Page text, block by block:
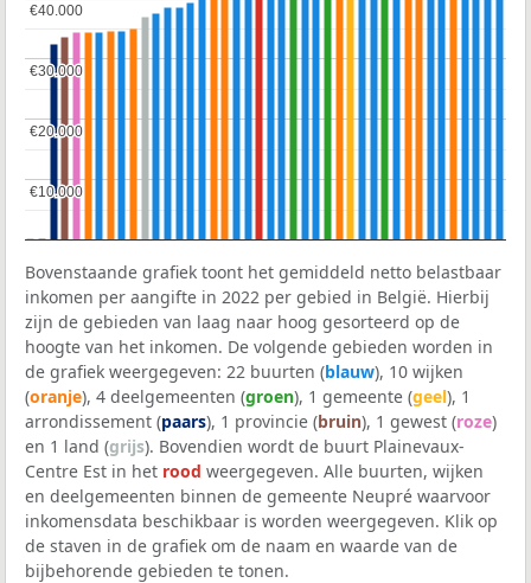
€10.000
€10.000
€20.000
€20.000
€30.000
€30.000
€40.000
€40.000
Bovenstaande grafiek toont het gemiddeld netto belastbaar
inkomen per aangifte in 2022 per gebied in België. Hierbij
zijn de gebieden van laag naar hoog gesorteerd op de
hoogte van het inkomen. De volgende gebieden worden in
de grafiek weergegeven: 22 buurten (blauw), 10 wijken
(oranje), 4 deelgemeenten (groen), 1 gemeente (geel), 1
arrondissement (paars), 1 provincie (bruin), 1 gewest (roze)
en 1 land (grijs). Bovendien wordt de buurt Plainevaux-
Centre Est in het rood weergegeven. Alle buurten, wijken
en deelgemeenten binnen de gemeente Neupré waarvoor
inkomensdata beschikbaar is worden weergegeven. Klik op
de staven in de grafiek om de naam en waarde van de
bijbehorende gebieden te tonen.